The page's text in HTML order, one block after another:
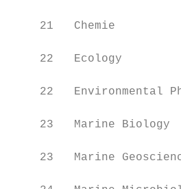
    21   Chemie
    22   Ecology
22   Environmental
    23   Marine Biology
23   Marine